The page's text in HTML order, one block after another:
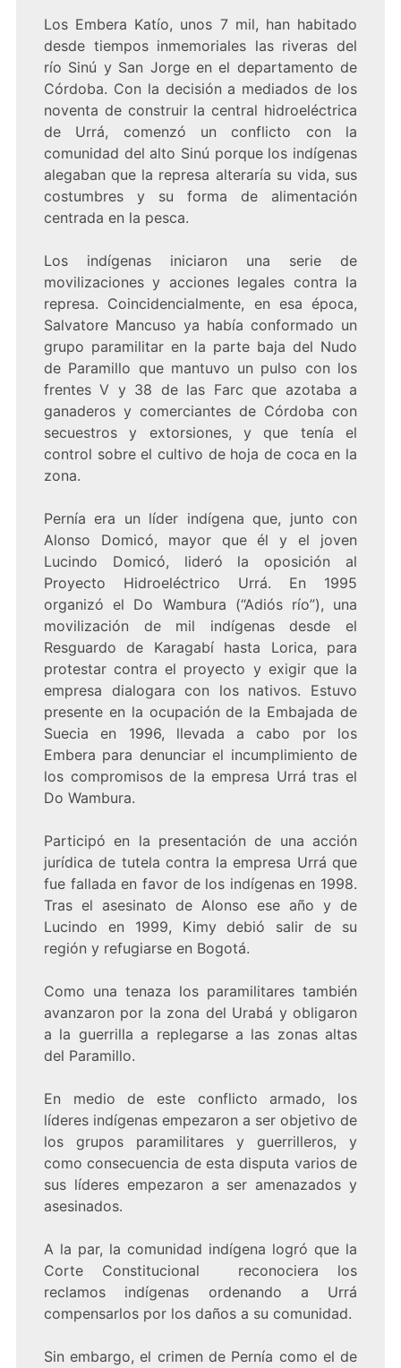
Los Embera Katío, unos 7 mil, han habitado
desde tiempos inmemoriales las riveras del
río Sinú y San Jorge en el departamento de
Córdoba. Con la decisión a mediados de los
noventa de construir la central hidroeléctrica
de Urrá, comenzó un conflicto con la
comunidad del alto Sinú porque los indígenas
alegaban que la represa alteraría su vida, sus
costumbres y su forma de alimentación
centrada en la pesca.
Los indígenas iniciaron una serie de
movilizaciones y acciones legales contra la
represa. Coincidencialmente, en esa época,
Salvatore Mancuso ya había conformado un
grupo paramilitar en la parte baja del Nudo
de Paramillo que mantuvo un pulso con los
frentes V y 38 de las Farc que azotaba a
ganaderos y comerciantes de Córdoba con
secuestros y extorsiones, y que tenía el
control sobre el cultivo de hoja de coca en la
zona.
Pernía era un líder indígena que, junto con
Alonso Domicó, mayor que él y el joven
Lucindo Domicó, lideró la oposición al
Proyecto Hidroeléctrico Urrá. En 1995
organizó el Do Wambura (“Adiós río”), una
movilización de mil indígenas desde el
Resguardo de Karagabí hasta Lorica, para
protestar contra el proyecto y exigir que la
empresa dialogara con los nativos. Estuvo
presente en la ocupación de la Embajada de
Suecia en 1996, llevada a cabo por los
Embera para denunciar el incumplimiento de
los compromisos de la empresa Urrá tras el
Do Wambura.
Participó en la presentación de una acción
jurídica de tutela contra la empresa Urrá que
fue fallada en favor de los indígenas en 1998.
Tras el asesinato de Alonso ese año y de
Lucindo en 1999, Kimy debió salir de su
región y refugiarse en Bogotá.
Como una tenaza los paramilitares también
avanzaron por la zona del Urabá y obligaron
a la guerrilla a replegarse a las zonas altas
del Paramillo.
En medio de este conflicto armado, los
líderes indígenas empezaron a ser objetivo de
los grupos paramilitares y guerrilleros, y
como consecuencia de esta disputa varios de
sus líderes empezaron a ser amenazados y
asesinados.
A la par, la comunidad indígena logró que la
Corte Constitucional reconociera los
reclamos indígenas ordenando a Urrá
compensarlos por los daños a su comunidad.
Sin embargo, el crimen de Pernía como el de